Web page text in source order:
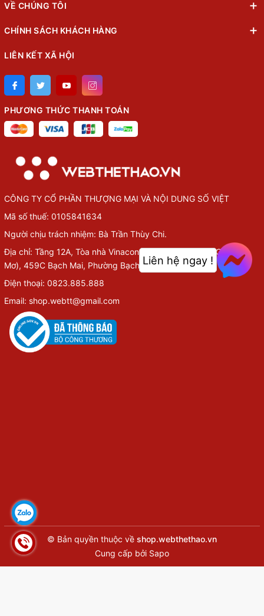
VỀ CHÚNG TÔI
CHÍNH SÁCH KHÁCH HÀNG
LIÊN KẾT XÃ HỘI
PHƯƠNG THỨC THANH TOÁN
CÔNG TY CỔ PHẦN THƯỢNG MẠI VÀ NỘI DUNG SỐ VIỆT
Mã số thuế: 0105841634
Người chịu trách nhiệm: Bà Trần Thùy Chi.
Địa chỉ: Tầng 12A, Tòa nhà Vinaconex Diamond (TTTM Chợ
Mơ), 459C Bạch Mai, Phường Bạch Mai, Hà Nội
Điện thoại: 0823.885.888
Email: shop.webtt@gmail.com
© Bản quyền thuộc về shop.webthethao.vn
Cung cấp bởi Sapo
Liên hệ ngay !